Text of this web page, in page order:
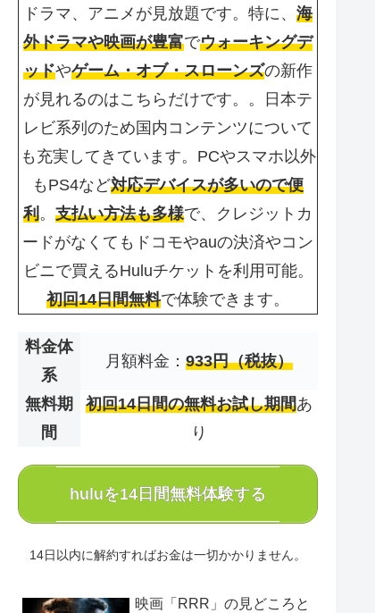
ドラマ、アニメが見放題です。特に、 海
外ドラマや映画が豊富でウォーキングデ
ッドやゲーム・オブ・スローンズの新作
が見れるのはこちらだけです。。日本テ
レビ系列のため国内コンテンツについて
も充実してきています。PCやスマホ以外
もPS4など対応デバイスが多いので便
利。 支払い方法も多様で、クレジットカ
ードがなくてもドコモやauの決済やコン
ビニで買えるHuluチケットを利用可能。
初回14日間無料で体験できます。
料金体
系
月額料金： 933円（税抜）
無料期
間
初回14日間の無料お試し期間あ
り
huluを14日間無料体験する
14日以内に解約すればお金は一切かかりません。
映画「RRR」の見どころと